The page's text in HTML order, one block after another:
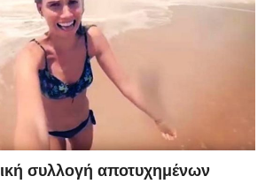
συλλογή αποτυχημένων